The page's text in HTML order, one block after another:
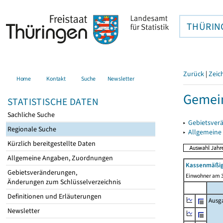
Home Kontakt Suche Newsletter
STATISTISCHE DATEN
Sachliche Suche
Regionale Suche
Kürzlich bereitgestellte Daten
Allgemeine Angaben, Zuordnungen
Gebietsveränderungen,
Änderungen zum Schlüsselverzeichnis
Definitionen und Erläuterungen
Newsletter
Zurück |
▸
▸
Einwohner am